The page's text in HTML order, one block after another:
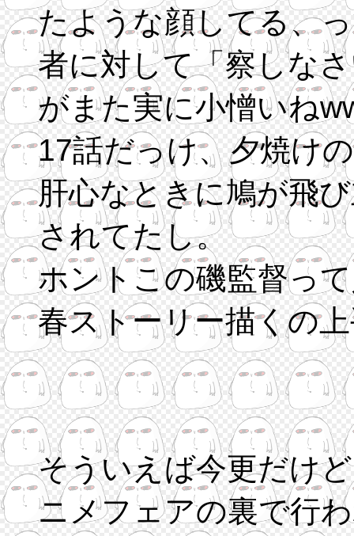
たような顔してる、
者に対して「察しな
がまた実に小憎いね
17話だっけ、夕焼け
肝心なときに鳩が飛
されてたし。
ホントこの磯監督っ
春ストーリー描くの
そういえば今更だけ
ニメフェアの裏で行